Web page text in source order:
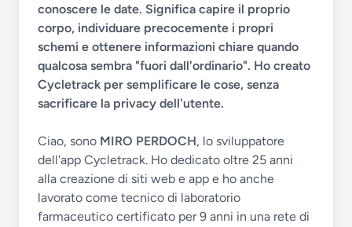
conoscere le date. Significa capire il proprio
corpo, individuare precocemente i propri
schemi e ottenere informazioni chiare quando
qualcosa sembra "fuori dall'ordinario". Ho creato
Cycletrack per semplificare le cose, senza
sacrificare la privacy dell'utente.
Ciao, sono MIRO PERDOCH, lo sviluppatore
dell'app Cycletrack. Ho dedicato oltre 25 anni
alla creazione di siti web e app e ho anche
lavorato come tecnico di laboratorio
farmaceutico certificato per 9 anni in una rete di